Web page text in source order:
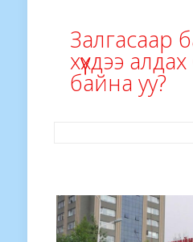
Залгасаар
хүүхдээ
байна уу?